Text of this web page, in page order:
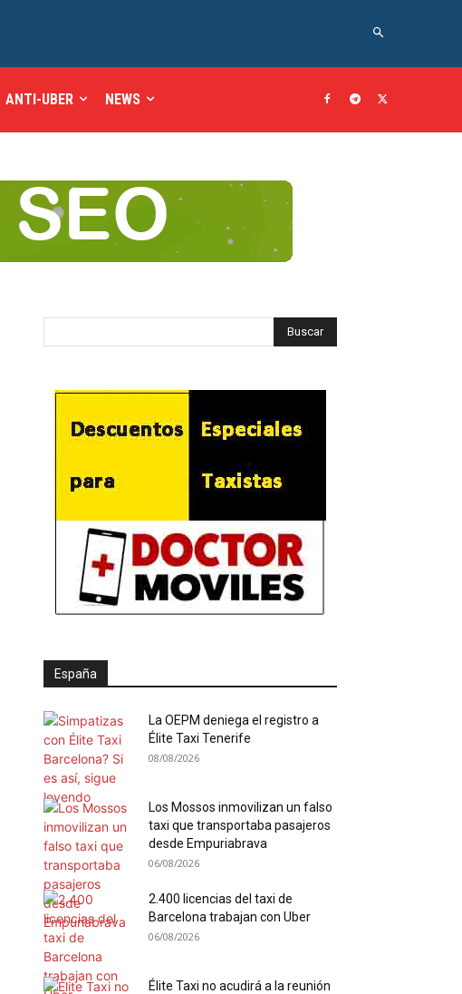
ANTI-UBER NEWS
España
La OEPM deniega el registro a
Élite Taxi Tenerife
08/08/2026
Los Mossos inmovilizan un falso
taxi que transportaba pasajeros
desde Empuriabrava
06/08/2026
2.400 licencias del taxi de
Barcelona trabajan con Uber
06/08/2026
Élite Taxi no acudirá a la reunión